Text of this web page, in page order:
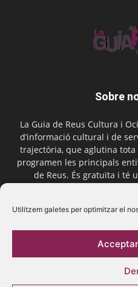
Utilitzem galetes per optimitzar el
Sobre
La Guia de Reus Cultura i
d’informació cultural i de
trajectòria, que aglutina tota
programen les principals
de Reus. És gratuïta i té